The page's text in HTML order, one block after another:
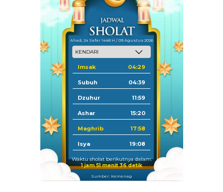
Ahad, 24 Safar 1448 H / 09 Agustus 2026
Imsak 04:29
Subuh 04:39
Dzuhur 11:59
Ashar 15:20
Maghrib 17:58
Isya 19:08
Waktu sholat berikutnya dalam:
1 jam 51 menit 35 detik
Sumber: Kemenag